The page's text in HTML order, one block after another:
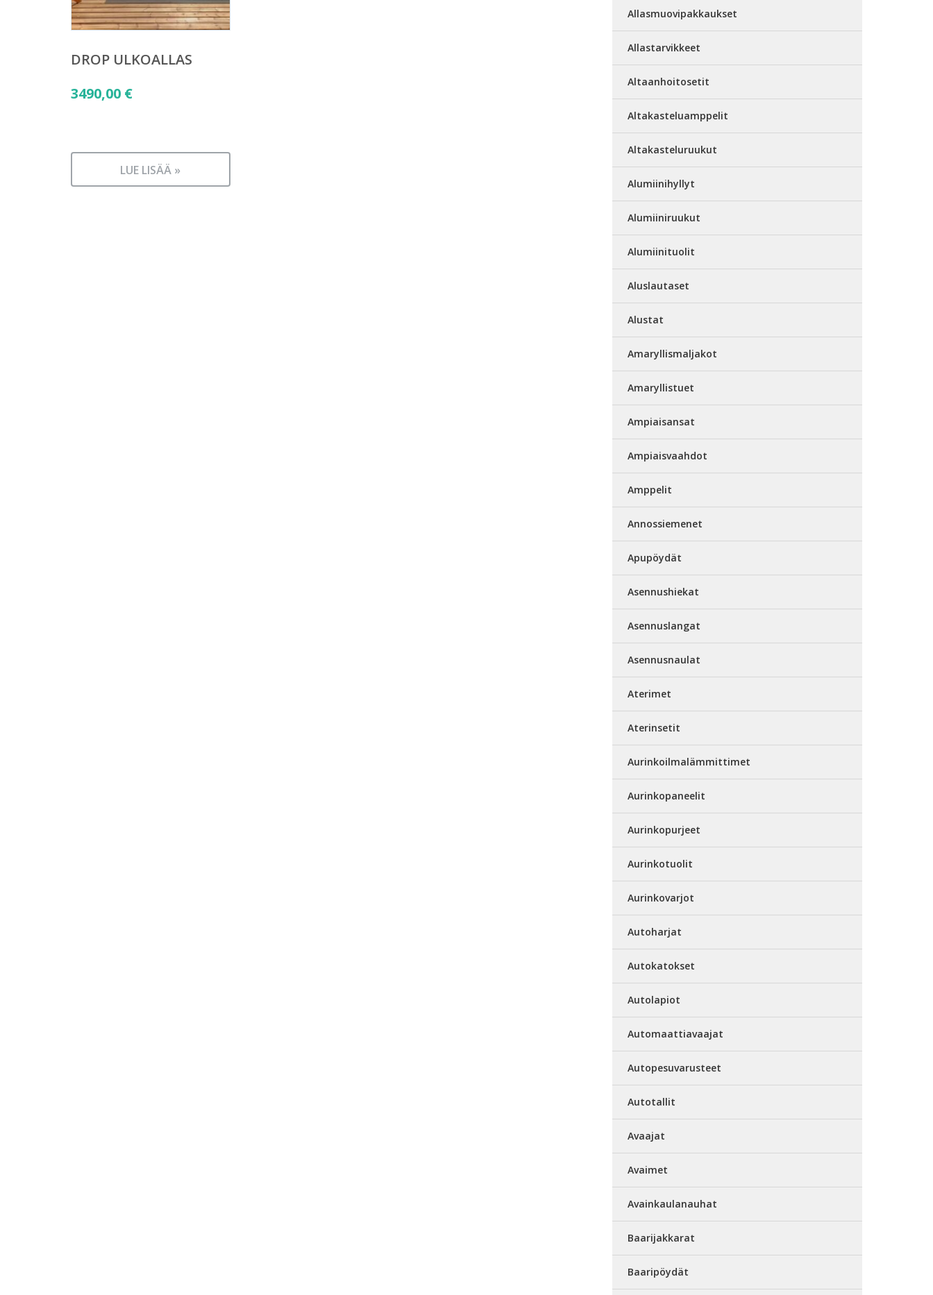
DROP ULKOALLAS
3490,00 €
LUE LISÄÄ »
Allasmuovipakkaukset
Allastarvikkeet
Altaanhoitosetit
Altakasteluamppelit
Altakasteluruukut
Alumiinihyllyt
Alumiiniruukut
Alumiinituolit
Aluslautaset
Alustat
Amaryllismaljakot
Amaryllistuet
Ampiaisansat
Ampiaisvaahdot
Amppelit
Annossiemenet
Apupöydät
Asennushiekat
Asennuslangat
Asennusnaulat
Aterimet
Aterinsetit
Aurinkoilmalämmittimet
Aurinkopaneelit
Aurinkopurjeet
Aurinkotuolit
Aurinkovarjot
Autoharjat
Autokatokset
Autolapiot
Automaattiavaajat
Autopesuvarusteet
Autotallit
Avaajat
Avaimet
Avainkaulanauhat
Baarijakkarat
Baaripöydät